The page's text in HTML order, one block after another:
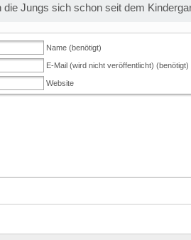
die Jungs sich schon seit dem
Name (benötigt)
E-Mail (wird nicht veröffentlicht) (benötigt)
Website